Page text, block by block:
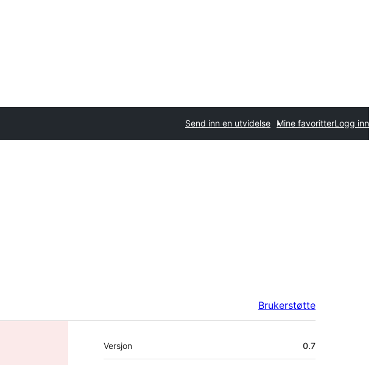
Send inn en utvidelse Mine favoritterLogg inn
Brukerstøtte
Meta
Versjon 0.7